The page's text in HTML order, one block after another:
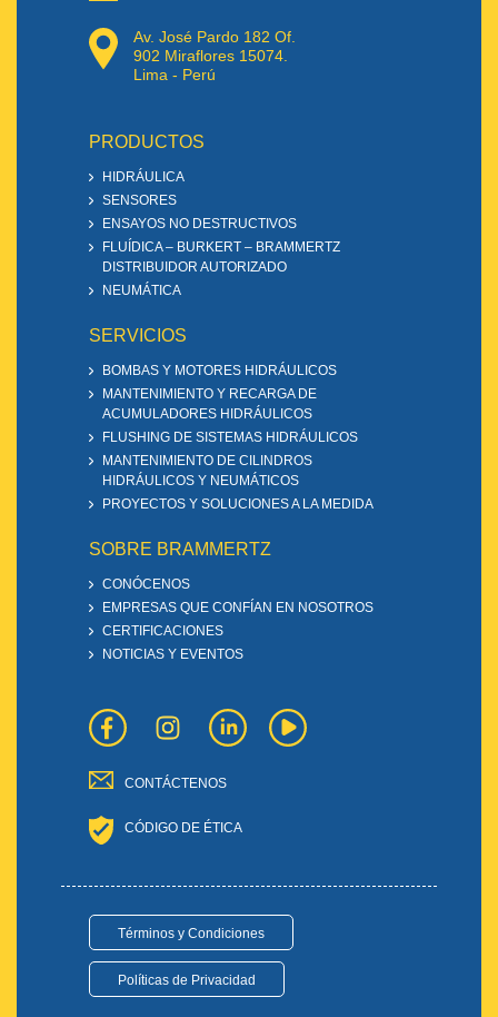
Av. José Pardo 182 Of.
902 Miraflores 15074.
Lima - Perú
PRODUCTOS
HIDRÁULICA
SENSORES
ENSAYOS NO DESTRUCTIVOS
FLUÍDICA – BURKERT – BRAMMERTZ
DISTRIBUIDOR AUTORIZADO
NEUMÁTICA
SERVICIOS
BOMBAS Y MOTORES HIDRÁULICOS
MANTENIMIENTO Y RECARGA DE
ACUMULADORES HIDRÁULICOS
FLUSHING DE SISTEMAS HIDRÁULICOS
MANTENIMIENTO DE CILINDROS
HIDRÁULICOS Y NEUMÁTICOS
PROYECTOS Y SOLUCIONES A LA MEDIDA
SOBRE BRAMMERTZ
CONÓCENOS
EMPRESAS QUE CONFÍAN EN NOSOTROS
CERTIFICACIONES
NOTICIAS Y EVENTOS
CONTÁCTENOS
CÓDIGO DE ÉTICA
Términos y Condiciones
Políticas de Privacidad